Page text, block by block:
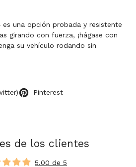
una opción probada y resistente
girando con fuerza, ¡hágase con
su vehículo rodando sin
Pinterest
de los clientes
5.00 de 5